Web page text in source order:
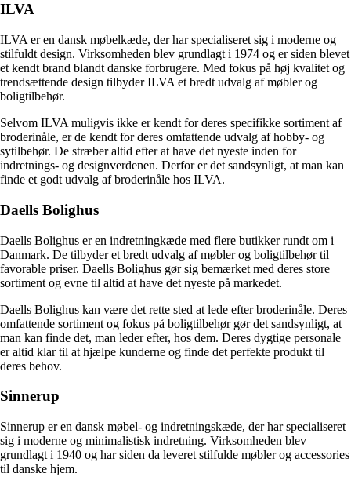
ILVA
ILVA er en dansk møbelkæde, der har specialiseret sig i moderne og
stilfuldt design. Virksomheden blev grundlagt i 1974 og er siden blevet
et kendt brand blandt danske forbrugere. Med fokus på høj kvalitet og
trendsættende design tilbyder ILVA et bredt udvalg af møbler og
boligtilbehør.
Selvom ILVA muligvis ikke er kendt for deres specifikke sortiment af
broderinåle, er de kendt for deres omfattende udvalg af hobby- og
sytilbehør. De stræber altid efter at have det nyeste inden for
indretnings- og designverdenen. Derfor er det sandsynligt, at man kan
finde et godt udvalg af broderinåle hos ILVA.
Daells Bolighus
Daells Bolighus er en indretningkæde med flere butikker rundt om i
Danmark. De tilbyder et bredt udvalg af møbler og boligtilbehør til
favorable priser. Daells Bolighus gør sig bemærket med deres store
sortiment og evne til altid at have det nyeste på markedet.
Daells Bolighus kan være det rette sted at lede efter broderinåle. Deres
omfattende sortiment og fokus på boligtilbehør gør det sandsynligt, at
man kan finde det, man leder efter, hos dem. Deres dygtige personale
er altid klar til at hjælpe kunderne og finde det perfekte produkt til
deres behov.
Sinnerup
Sinnerup er en dansk møbel- og indretningskæde, der har specialiseret
sig i moderne og minimalistisk indretning. Virksomheden blev
grundlagt i 1940 og har siden da leveret stilfulde møbler og accessories
til danske hjem.